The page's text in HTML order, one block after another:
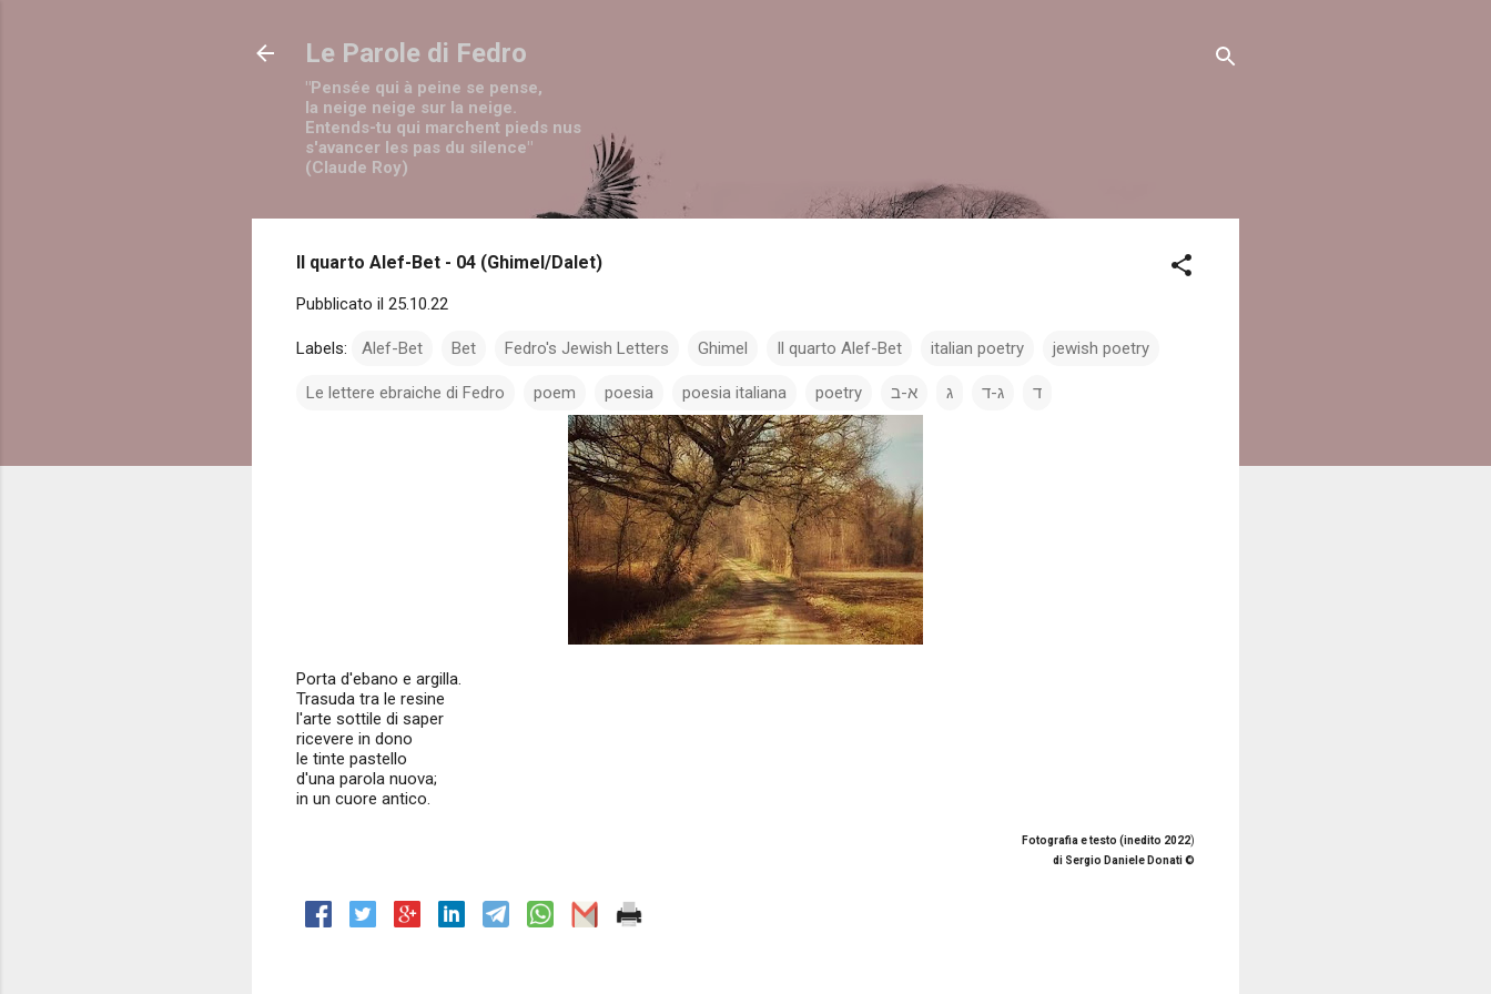
Le Parole di Fedro
"Pensée qui à peine se pense,
la neige neige sur la neige.
Entends-tu qui marchent pieds nus
s'avancer les pas du silence"
(Claude Roy)
Il quarto Alef-Bet - 04 (Ghimel/Dalet)
Pubblicato il 25.10.22
Labels: Alef-Bet Bet Fedro's Jewish Letters Ghimel Il quarto Alef-Bet italian poetry jewish poetry
Le lettere ebraiche di Fedro poem poesia poesia italiana poetry א-ב ג ג-ד ד
Porta d'ebano e argilla.
Trasuda tra le resine
l'arte sottile di saper
ricevere in dono
le tinte pastello
d'una parola nuova;
in un cuore antico.
Fotografia e testo (inedito 2022)
di Sergio Daniele Donati ©